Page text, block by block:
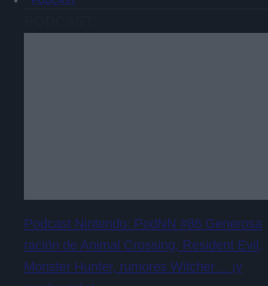
Podcast Nintendo: PodNN #86 Generosa
ración de Animal Crossing, Resident Evil,
Monster Hunter, rumores Witcher… ¡y